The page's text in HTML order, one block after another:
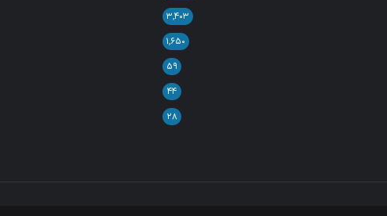
۳,۴۰۳
۱,۶۵۰
۵۹
۴۴
۲۸